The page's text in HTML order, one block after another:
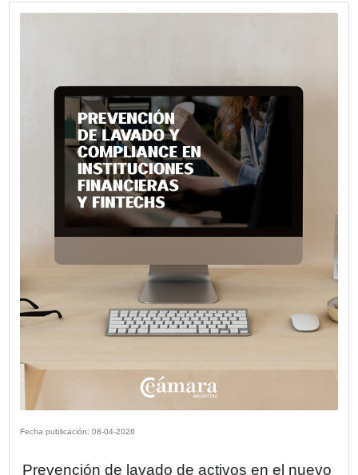
Fecha publicación: 12-05-2026
CECRA analizó las últimas
normativa cambiaria junto a Beccar
La Cámara Española de Comercio de la República
(CECRA) realizó un encuentro informativo dedicado a
recientes novedades en normativa cambiaria y
especial foco en las medidas implementadas a partir del
de flexibilización iniciado en diciembre de 2023.
VER MÁS